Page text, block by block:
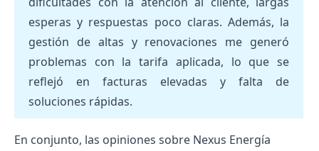
esperas y respuestas poco claras. Además, la
gestión de altas y renovaciones me generó
problemas con la tarifa aplicada, lo que se
reflejó en facturas elevadas y falta de
soluciones rápidas.
En conjunto, las opiniones sobre Nexus Energía